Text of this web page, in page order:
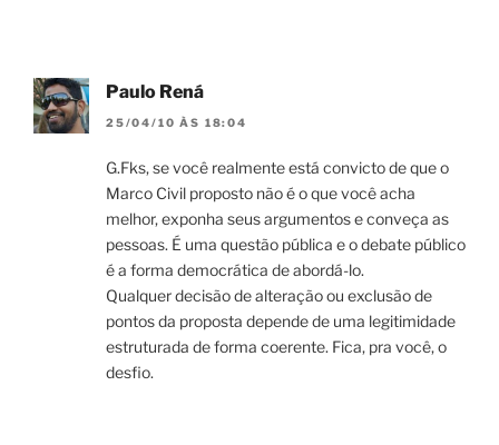
Paulo Rená
25/04/10 ÀS 18:04
G.Fks, se você realmente está convicto de que o
Marco Civil proposto não é o que você acha
melhor, exponha seus argumentos e conveça as
pessoas. É uma questão pública e o debate público
é a forma democrática de abordá-lo.
Qualquer decisão de alteração ou exclusão de
pontos da proposta depende de uma legitimidade
estruturada de forma coerente. Fica, pra você, o
desfio.